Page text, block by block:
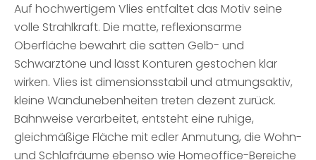
Auf hochwertigem Vlies entfaltet das Motiv seine
volle Strahlkraft. Die matte, reflexionsarme
Oberfläche bewahrt die satten Gelb- und
Schwarztöne und lässt Konturen gestochen klar
wirken. Vlies ist dimensionsstabil und atmungsaktiv,
kleine Wandunebenheiten treten dezent zurück.
Bahnweise verarbeitet, entsteht eine ruhige,
gleichmäßige Fläche mit edler Anmutung, die Wohn-
und Schlafräume ebenso wie Homeoffice-Bereiche